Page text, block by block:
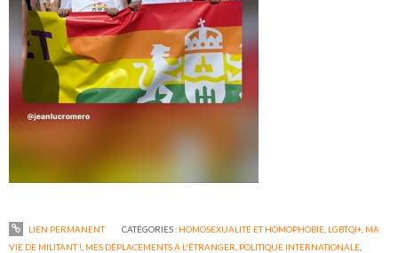
LIEN PERMANENT CATÉGORIES : HOMOSEXUALITÉ ET HOMOPHOBIE, LGBTQI+, MA
VIE DE MILITANT !, MES DÉPLACEMENTS À L'ÉTRANGER, POLITIQUE INTERNATIONALE,